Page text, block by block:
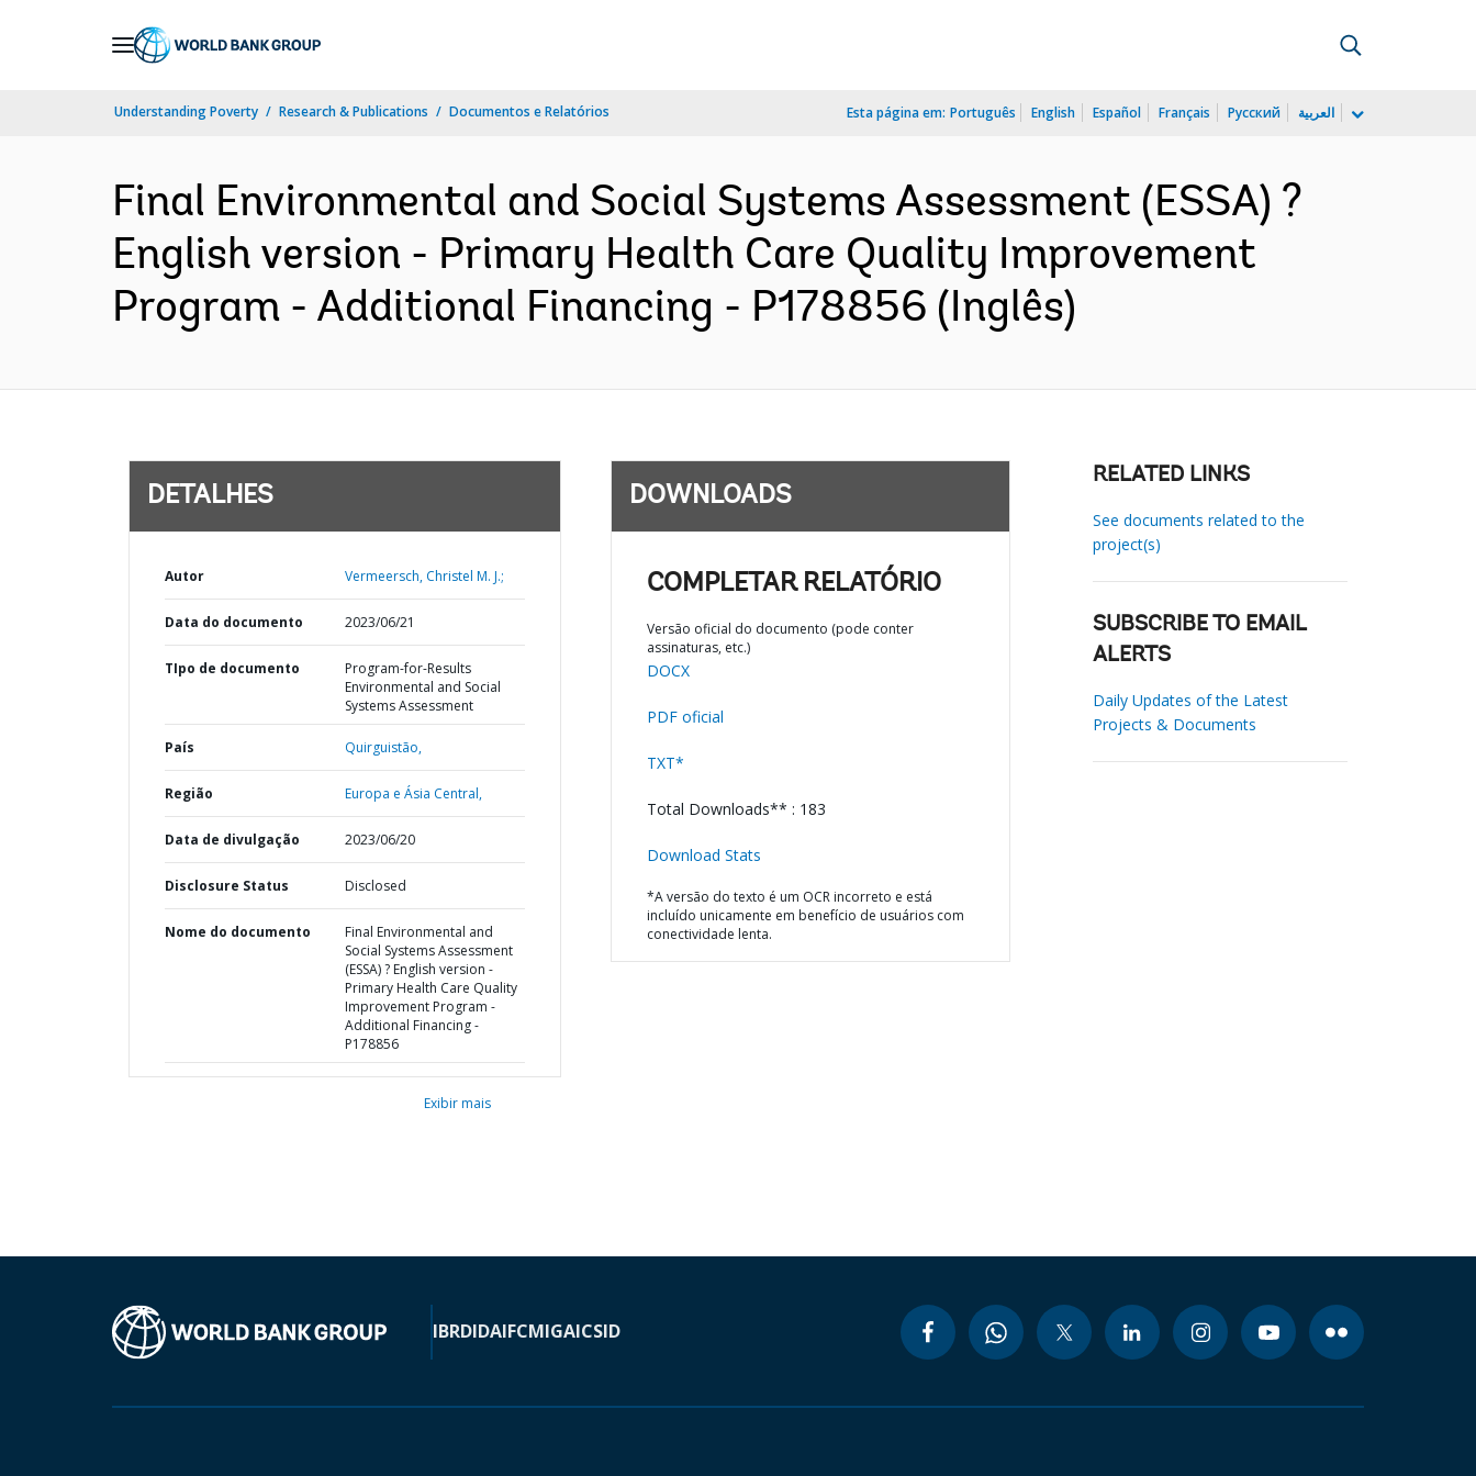
Understanding Poverty Research & Publications Documentos e Relatórios Esta página em: Português English Español Français Русский العربية
Final Environmental and Social Systems Assessment (ESSA) ?
English version - Primary Health Care Quality Improvement
Program - Additional Financing - P178856 (Inglês)
DETALHES
Autor Vermeersch, Christel M. J.;
Data do documento 2023/06/21
TIpo de documento
Program-for-Results
Environmental and Social
Systems Assessment
País Quirguistão,
Região Europa e Ásia Central,
Data de divulgação 2023/06/20
Disclosure Status Disclosed
Nome do documento
Final Environmental and
Social Systems Assessment
(ESSA) ? English version -
Primary Health Care Quality
Improvement Program -
Additional Financing -
P178856
Exibir mais
DOWNLOADS
COMPLETAR RELATÓRIO
Versão oficial do documento (pode conter
assinaturas, etc.)
DOCX
PDF oficial
TXT*
Total Downloads** : 183
Download Stats
*A versão do texto é um OCR incorreto e está
incluído unicamente em benefício de usuários com
conectividade lenta.
RELATED LINKS
See documents related to the
project(s)
SUBSCRIBE TO EMAIL
ALERTS
Daily Updates of the Latest
Projects & Documents
IBRDIDAIFCMIGAICSID